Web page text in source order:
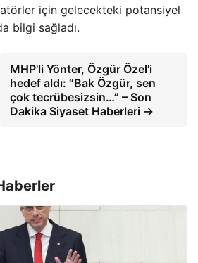
için gelecekteki potansiyel
bilgi sağladı.
MHP'li Yönter, Özgür Özel'i
hedef aldı: “Bak Özgür, sen
çok tecrübesizsin…” – Son
Dakika Siyaset Haberleri →